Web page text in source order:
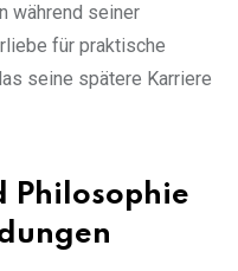
während seiner
für praktische
seine spätere Karriere
Philosophie